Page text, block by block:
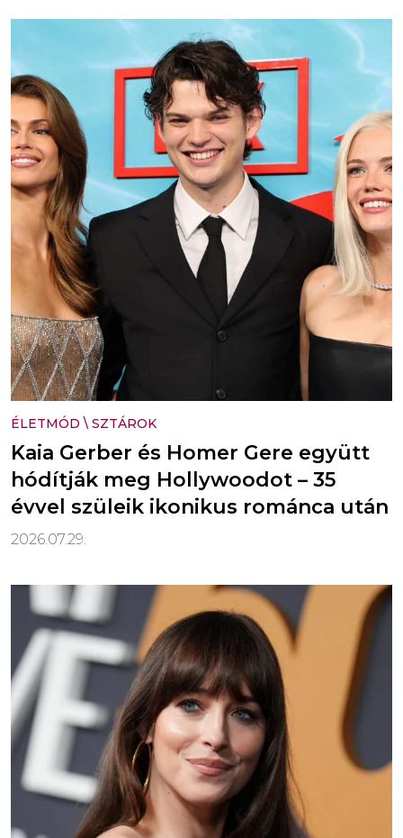
ÉLETMÓD \ SZTÁROK
Kaia Gerber és Homer Gere együtt
hódítják meg Hollywoodot – 35
évvel szüleik ikonikus románca után
2026.07.29.